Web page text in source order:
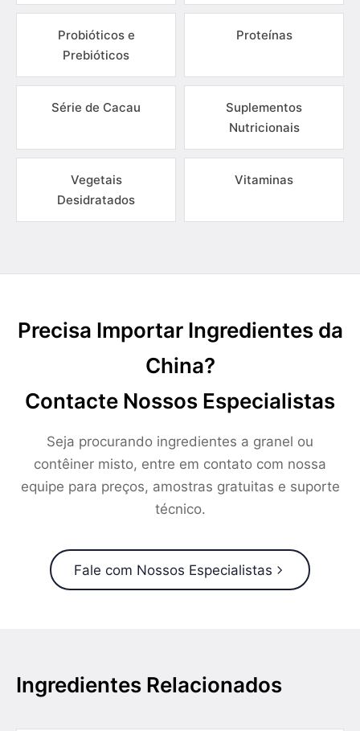
Probióticos e
Prebióticos
Proteínas
Série de Cacau
Suplementos
Nutricionais
Vegetais
Desidratados
Vitaminas
Precisa Importar Ingredientes da
China?
Contacte Nossos Especialistas
Seja procurando ingredientes a granel ou
contêiner misto, entre em contato com nossa
equipe para preços, amostras gratuitas e suporte
técnico.
Fale com Nossos Especialistas
Ingredientes Relacionados